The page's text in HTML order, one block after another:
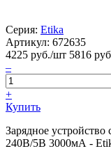
Серия: Etika
Артикул: 672635
4225 руб./шт 5816
–
+
Купить
Зарядное
240В/5В 3000мА -